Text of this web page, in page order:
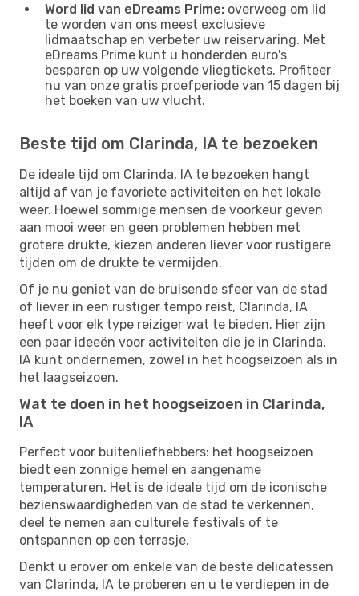
Word lid van eDreams Prime: overweeg om lid
te worden van ons meest exclusieve
lidmaatschap en verbeter uw reiservaring. Met
eDreams Prime kunt u honderden euro's
besparen op uw volgende vliegtickets. Profiteer
nu van onze gratis proefperiode van 15 dagen bij
het boeken van uw vlucht.
Beste tijd om Clarinda, IA te bezoeken
De ideale tijd om Clarinda, IA te bezoeken hangt
altijd af van je favoriete activiteiten en het lokale
weer. Hoewel sommige mensen de voorkeur geven
aan mooi weer en geen problemen hebben met
grotere drukte, kiezen anderen liever voor rustigere
tijden om de drukte te vermijden.
Of je nu geniet van de bruisende sfeer van de stad
of liever in een rustiger tempo reist, Clarinda, IA
heeft voor elk type reiziger wat te bieden. Hier zijn
een paar ideeën voor activiteiten die je in Clarinda,
IA kunt ondernemen, zowel in het hoogseizoen als in
het laagseizoen.
Wat te doen in het hoogseizoen in Clarinda,
IA
Perfect voor buitenliefhebbers: het hoogseizoen
biedt een zonnige hemel en aangename
temperaturen. Het is de ideale tijd om de iconische
bezienswaardigheden van de stad te verkennen,
deel te nemen aan culturele festivals of te
ontspannen op een terrasje.
Denkt u erover om enkele van de beste delicatessen
van Clarinda, IA te proberen en u te verdiepen in de